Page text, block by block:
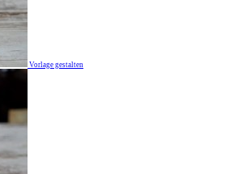
Vorlage gestalten